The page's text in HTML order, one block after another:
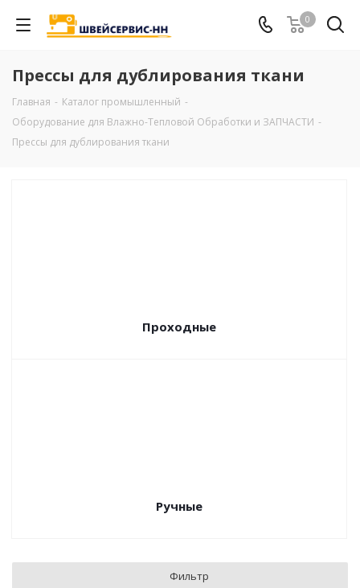
0
Прессы для дублирования ткани
Главная - Каталог промышленный -
Оборудование для Влажно-Тепловой Обработки и ЗАПЧАСТИ -
Прессы для дублирования ткани
Проходные
Ручные
Фильтр